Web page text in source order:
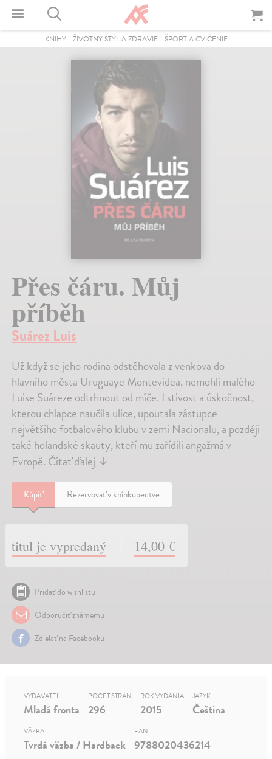
KNIHY- ŽIVOTNÝ ŠTÝL A ZDRAVIE- ŠPORT A CVIČENIE
Přes čáru. Můj
příběh
Suárez Luis
Už když se jeho rodina odstěhovala z venkova do
hlavního města Uruguaye Montevidea, nemohli malého
Luise Suáreze odtrhnout od míče. Lstivost a úskočnost,
kterou chlapce naučila ulice, upoutala zástupce
největšího fotbalového klubu v zemi Nacionalu, a později
také holandské skauty, kteří mu zařídili angažmá v
Evropě.Čítať ďalej↓
Kúpiť Rezervovať v kníhkupectve
titul je vypredaný 14,00 €
Pridať do wishlistu
Odporučiť známemu
Zdielať na Facebooku
VYDAVATEĽ
Mladá fronta
POČET STRÁN
296
ROK VYDANIA
2015
JAZYK
Čeština
VÄZBA
Tvrdá väzba / Hardback
EAN
9788020436214